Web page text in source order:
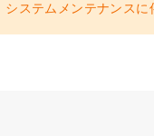
システムメンテナンス